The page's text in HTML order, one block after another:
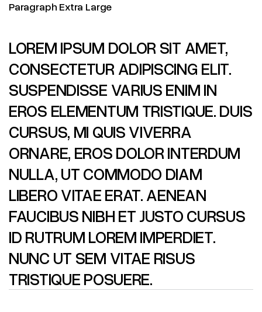
Paragraph Extra Large
LOREM IPSUM DOLOR SIT AMET,
CONSECTETUR ADIPISCING ELIT.
SUSPENDISSE VARIUS ENIM IN
EROS ELEMENTUM TRISTIQUE. DUIS
CURSUS, MI QUIS VIVERRA
ORNARE, EROS DOLOR INTERDUM
NULLA, UT COMMODO DIAM
LIBERO VITAE ERAT. AENEAN
FAUCIBUS NIBH ET JUSTO CURSUS
ID RUTRUM LOREM IMPERDIET.
NUNC UT SEM VITAE RISUS
TRISTIQUE POSUERE.